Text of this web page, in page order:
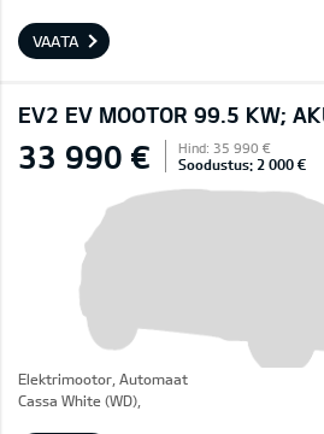
VAATA
EV2 EV MOOTOR 99.5 KW;
33 990 € Hind: 35 990 €
Soodustus: 2 000 €
Elektrimootor, Automaat
Cassa White (WD),